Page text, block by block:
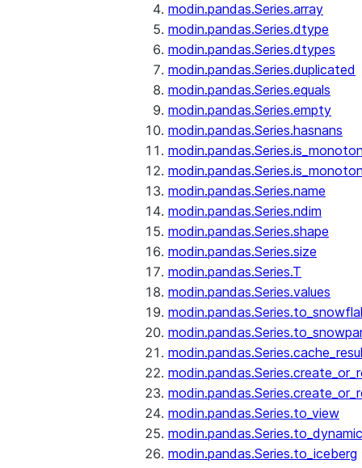
modin.pandas.Series.array
modin.pandas.Series.dtype
modin.pandas.Series.dtypes
modin.pandas.Series.duplicated
modin.pandas.Series.equals
modin.pandas.Series.empty
modin.pandas.Series.hasnans
modin.pandas.Series.name
modin.pandas.Series.ndim
modin.pandas.Series.shape
modin.pandas.Series.size
modin.pandas.Series.T
modin.pandas.Series.values
modin.pandas.Series.to_view
modin.pandas.Series.to_iceberg